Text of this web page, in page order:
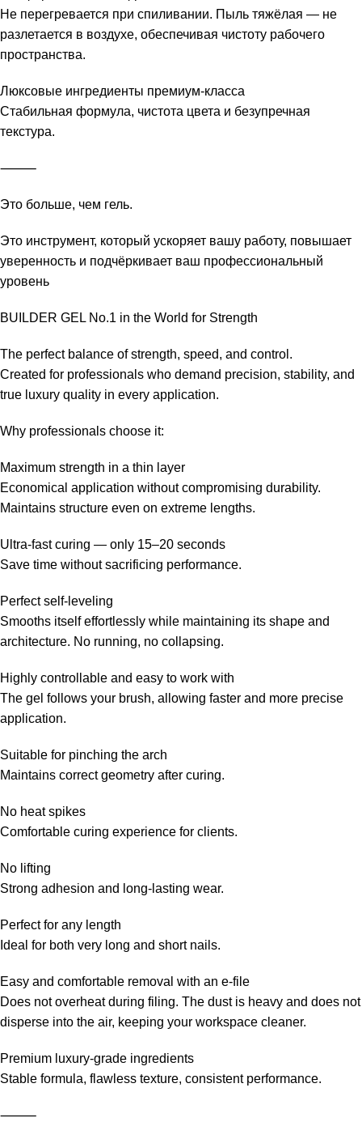
Не перегревается при спиливании. Пыль тяжёлая — не
разлетается в воздухе, обеспечивая чистоту рабочего
пространства.
Люксовые ингредиенты премиум-класса
Стабильная формула, чистота цвета и безупречная
текстура.
⸻
Это больше, чем гель.
Это инструмент, который ускоряет вашу работу, повышает
уверенность и подчёркивает ваш профессиональный
уровень
BUILDER GEL No.1 in the World for Strength
The perfect balance of strength, speed, and control.
Created for professionals who demand precision, stability, and
true luxury quality in every application.
Why professionals choose it:
Maximum strength in a thin layer
Economical application without compromising durability.
Maintains structure even on extreme lengths.
Ultra-fast curing — only 15–20 seconds
Save time without sacrificing performance.
Perfect self-leveling
Smooths itself effortlessly while maintaining its shape and
architecture. No running, no collapsing.
Highly controllable and easy to work with
The gel follows your brush, allowing faster and more precise
application.
Suitable for pinching the arch
Maintains correct geometry after curing.
No heat spikes
Comfortable curing experience for clients.
No lifting
Strong adhesion and long-lasting wear.
Perfect for any length
Ideal for both very long and short nails.
Easy and comfortable removal with an e-file
Does not overheat during filing. The dust is heavy and does not
disperse into the air, keeping your workspace cleaner.
Premium luxury-grade ingredients
Stable formula, flawless texture, consistent performance.
⸻